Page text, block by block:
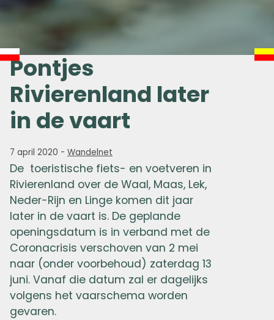
Pontjes
Rivierenland later
in de vaart
7 april 2020 - Wandelnet
De toeristische fiets- en voetveren in
Rivierenland over de Waal, Maas, Lek,
Neder-Rijn en Linge komen dit jaar
later in de vaart is. De geplande
openingsdatum is in verband met de
Coronacrisis verschoven van 2 mei
naar (onder voorbehoud) zaterdag 13
juni. Vanaf die datum zal er dagelijks
volgens het vaarschema worden
gevaren.